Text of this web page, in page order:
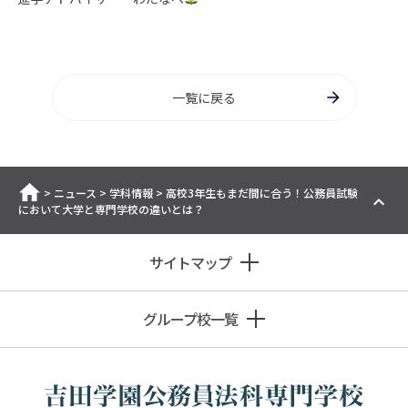
一覧に戻る
ホーム
> ニュース > 学科情報 > 高校3年生もまだ間に合う！公務員試験
において大学と専門学校の違いとは？
サイトマップ
グループ校一覧